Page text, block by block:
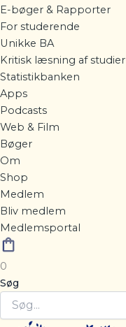
E-bøger & Rapporter
For studerende
Unikke BA
Kritisk læsning af studier
Statistikbanken
Apps
Podcasts
Web & Film
Bøger
Om
Shop
Medlem
Bliv medlem
Medlemsportal
0
Søg